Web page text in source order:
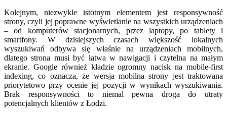
Kolejnym, niezwykle istotnym elementem jest responsywność
strony, czyli jej poprawne wyświetlanie na wszystkich urządzeniach
– od komputerów stacjonarnych, przez laptopy, po tablety i
smartfony. W dzisiejszych czasach większość lokalnych
wyszukiwań odbywa się właśnie na urządzeniach mobilnych,
dlatego strona musi być łatwa w nawigacji i czytelna na małym
ekranie. Google również kładzie ogromny nacisk na mobile-first
indexing, co oznacza, że wersja mobilna strony jest traktowana
priorytetowo przy ocenie jej pozycji w wynikach wyszukiwania.
Brak responsywności to niemal pewna droga do utraty
potencjalnych klientów z Łodzi.